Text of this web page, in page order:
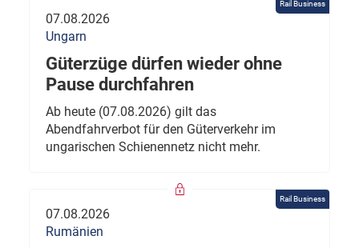
Rail Business
07.08.2026
Ungarn
Güterzüge dürfen wieder ohne
Pause durchfahren
Ab heute (07.08.2026) gilt das
Abendfahrverbot für den Güterverkehr im
ungarischen Schienennetz nicht mehr.
Rail Business
07.08.2026
Rumänien